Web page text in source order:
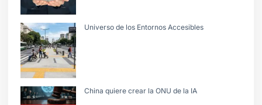
Universo de los Entornos Accesibles
China quiere crear la ONU de la IA